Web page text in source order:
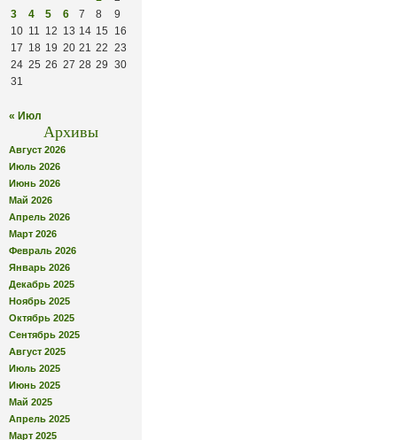
3
4 5 6 7 8
9
10 11 12 13 14 15
16
17 18 19 20 21 22 23
24 25 26 27 28 29 30
31
« Июл
Архивы
Август 2026
Июль 2026
Июнь 2026
Май 2026
Апрель 2026
Март 2026
Февраль 2026
Январь 2026
Декабрь 2025
Ноябрь 2025
Октябрь 2025
Сентябрь 2025
Август 2025
Июль 2025
Июнь 2025
Май 2025
Апрель 2025
Март 2025